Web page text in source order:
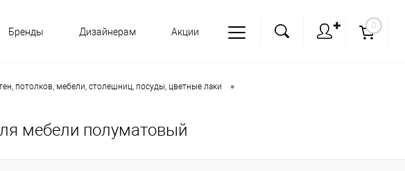
Бренды Дизайнерам Акции
✚ 0
потолков, мебели, столешниц, посуды, цветные лаки •
мебели полуматовый